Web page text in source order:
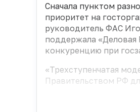
Сначала пунктом
приоритет на
руководитель ФАС
поддержала «Деловая
конкуренцию при
«Трехступенчатая
Правительством РФ